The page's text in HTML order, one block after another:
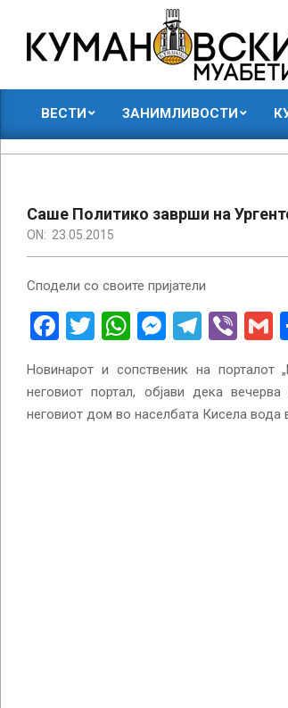
content
КУМАНОВСКИ
МУАБЕТИ
ВЕСТИ ЗАНИМЛИВОСТИ
Саше Политико заврши на
ON: 23.05.2015
Сподели со своите пријатели
Facebook
Twitter
WhatsApp
Новинарот и сопственик на порталот
неговиот портал, објави дека
неговиот дом во населбата Кисела вода